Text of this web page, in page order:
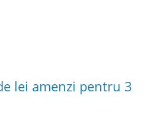
lei amenzi pentru 3